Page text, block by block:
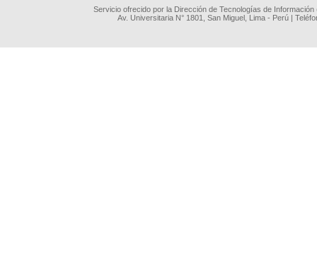
Servicio ofrecido por la Dirección de Tecnologías de
Av. Universitaria N° 1801, San Miguel, Lima - Perú |